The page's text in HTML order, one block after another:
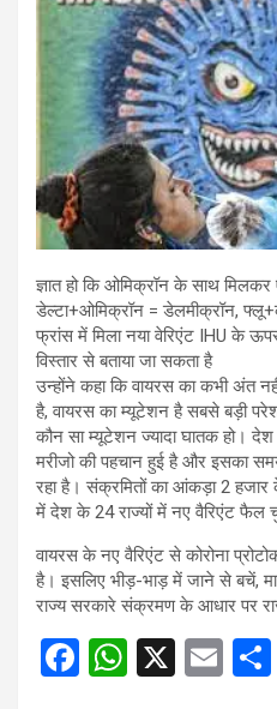
ज्ञात हो कि ओमिक्रॉन के साथ
डेल्टा+ओमिक्रॉन = डेलमीक्रॉन,
फ्रांस में मिला नया वेरिएंट IHU के
विस्तार से बताया जा सकता है
उन्होंने कहा कि वायरस का कभी अंत
है, वायरस का म्यूटेशन है सबसे बड़ी
कौन सा म्यूटेशन ज्यादा घातक हो।
मरीजो की पहचान हुई है और इसका
रहा है। संक्रमितों का आंकड़ा 2 हजार
में देश के 24 राज्यों में नए वैरिएंट फैल
वायरस के नए वैरिएंट से कोरोना
है। इसलिए भीड़-भाड़ में जाने से बचें,
राज्य सरकारे संक्रमण के आधार पर
F
W X
E